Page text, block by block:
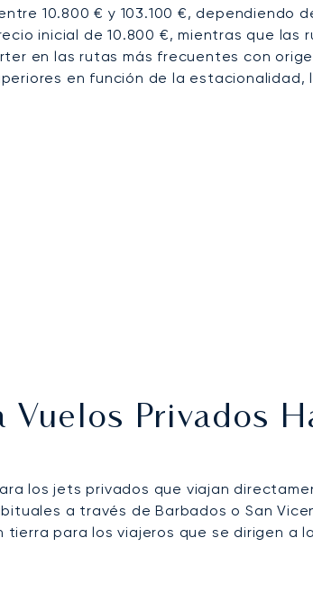
10.800 € y 103.100 €, dependiendo
inicial de 10.800 €, mientras que las
en las rutas más frecuentes con
en función de la estacionalidad,
Vuelos Privados
los jets privados que viajan
a través de Barbados o San
para los viajeros que se dirigen a